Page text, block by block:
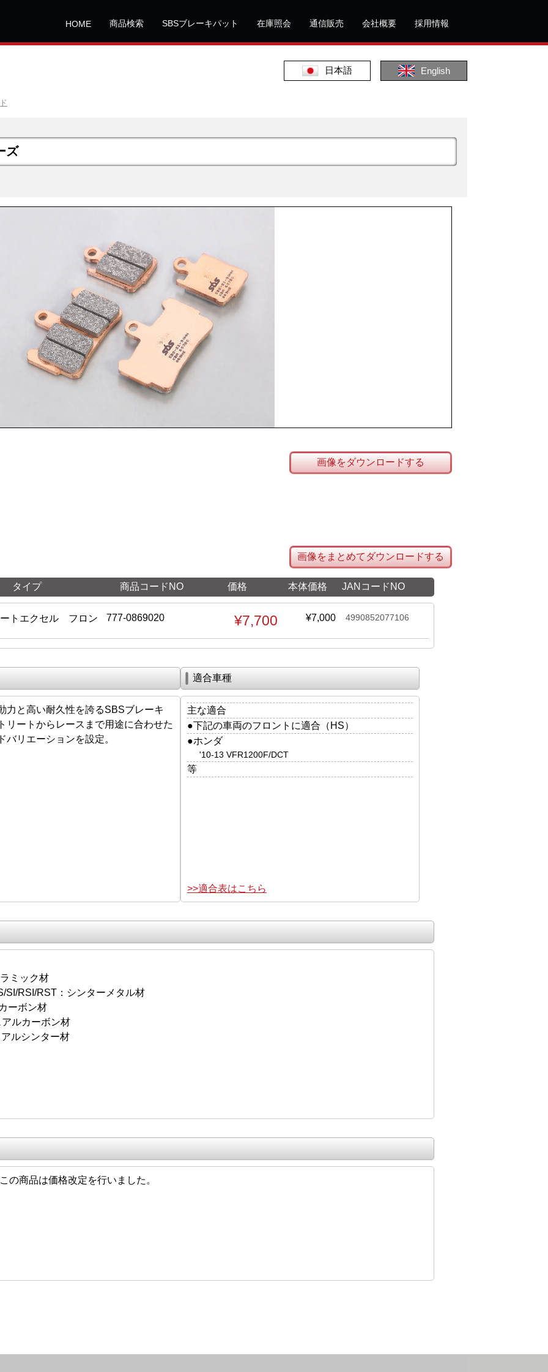
HOME 商品検索 SBSブレーキパット 在庫照会 通信販売 会社概要 採用情報
日本語 English
ズ
画像をダウンロードする
画像をまとめてダウンロードする
タイプ 商品コードNO 価格 本体価格 JANコードNO
トエクセル フロン 777-0869020 ¥7,700 ¥7,000 4990852077106
力と高い耐久性を誇るSBSブレーキ
リートからレースまで用途に合わせた
バリエーションを設定。
適合車種
主な適合
●下記の車両のフロントに適合（HS）
●ホンダ
'10-13 VFR1200F/DCT
等
>>適合表はこちら
ミック材
RSI/RST：シンターメタル材
ーボン材
ルカーボン材
ルシンター材
の商品は価格改定を行いました。